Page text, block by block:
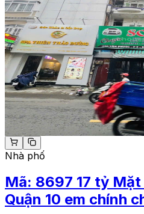
Nhà phố
Mã: 8697 17 tỷ
Quận 10 em chính